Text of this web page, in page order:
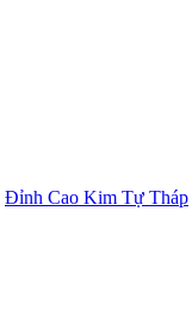
Đỉnh Cao Kim Tự Tháp